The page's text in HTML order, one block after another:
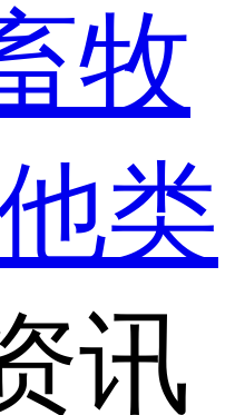
牧
类
讯